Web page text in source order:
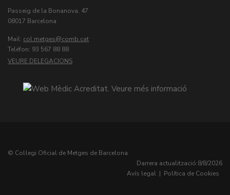
Passeig de la Bonanova, 47
08017 Barcelona
Mail: col.metges
Teléfon: 93 567 88 88
VEURE DELEGACIONS
© Col·legi Oficial de Metges de Barcelona
Darrera actualització:8/8/2026
Avís legal | Política de Cookies